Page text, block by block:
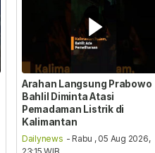
Arahan Langsung Prabowo
Bahlil Diminta Atasi
Pemadaman Listrik di
Kalimantan
Dailynews - Rabu , 05 Aug 2026,